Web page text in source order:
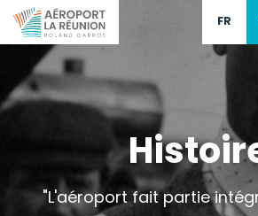
Aller
au
contenu
principal
FR
"L'aéroport fait partie